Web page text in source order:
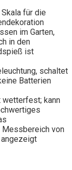
für die
im Garten,
in den
ist
schaltet
Batterien
wetterfest; kann
Messbereich von